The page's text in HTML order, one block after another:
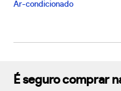
Ar-condicionado
É seguro comprar